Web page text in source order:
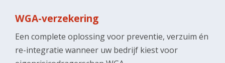
WGA-verzekering
Een complete oplossing voor preventie, verzuim én
re-integratie wanneer uw bedrijf kiest voor